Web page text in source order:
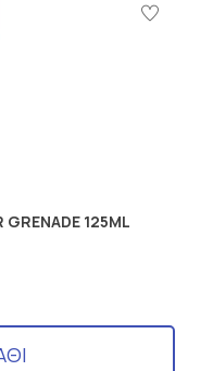
GRENADE 125ML